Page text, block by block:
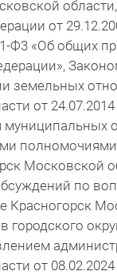
от
«Об общих
земельных
от
муниципальных
Московской
по
Красногорск
городского
от